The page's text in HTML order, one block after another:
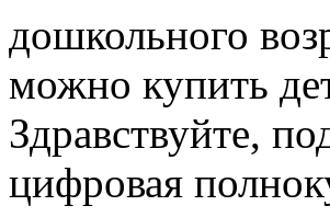
дошкольного
можно купить
Здравствуйте,
цифровая